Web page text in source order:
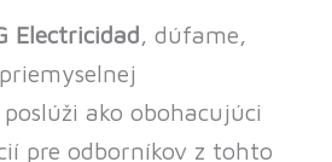
Electricidad, dúfame,
ako obohacujúci
pre odborníkov z tohto